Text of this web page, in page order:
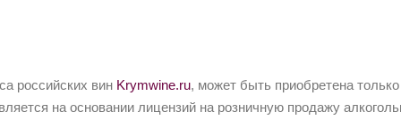
российских вин Krymwine.ru, может быть приобретена
на основании лицензий на розничную продажу